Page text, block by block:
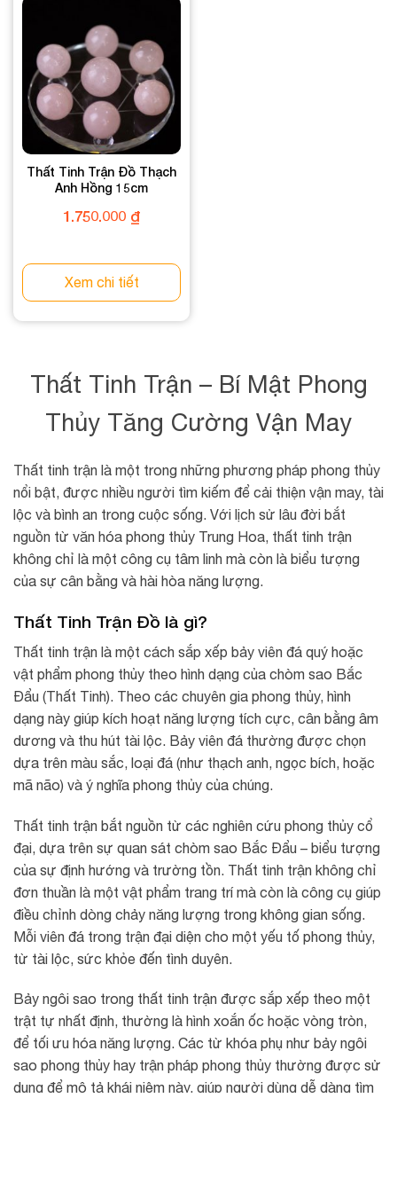
Thất Tinh Trận Đồ Thạch
Anh Hồng 15cm
1.750.000 ₫
Xem chi tiết
Thất Tinh Trận – Bí Mật Phong
Thủy Tăng Cường Vận May
Thất tinh trận là một trong những phương pháp phong thủy
nổi bật, được nhiều người tìm kiếm để cải thiện vận may, tài
lộc và bình an trong cuộc sống. Với lịch sử lâu đời bắt
nguồn từ văn hóa phong thủy Trung Hoa, thất tinh trận
không chỉ là một công cụ tâm linh mà còn là biểu tượng
của sự cân bằng và hài hòa năng lượng.
Thất Tinh Trận Đồ là gì?
Thất tinh trận là một cách sắp xếp bảy viên đá quý hoặc
vật phẩm phong thủy theo hình dạng của chòm sao Bắc
Đẩu (Thất Tinh). Theo các chuyên gia phong thủy, hình
dạng này giúp kích hoạt năng lượng tích cực, cân bằng âm
dương và thu hút tài lộc. Bảy viên đá thường được chọn
dựa trên màu sắc, loại đá (như thạch anh, ngọc bích, hoặc
mã não) và ý nghĩa phong thủy của chúng.
Thất tinh trận bắt nguồn từ các nghiên cứu phong thủy cổ
đại, dựa trên sự quan sát chòm sao Bắc Đẩu – biểu tượng
của sự định hướng và trường tồn. Thất tinh trận không chỉ
đơn thuần là một vật phẩm trang trí mà còn là công cụ giúp
điều chỉnh dòng chảy năng lượng trong không gian sống.
Mỗi viên đá trong trận đại diện cho một yếu tố phong thủy,
từ tài lộc, sức khỏe đến tình duyên.
Bảy ngôi sao trong thất tinh trận được sắp xếp theo một
trật tự nhất định, thường là hình xoắn ốc hoặc vòng tròn,
để tối ưu hóa năng lượng. Các từ khóa phụ như bảy ngôi
sao phong thủy hay trận pháp phong thủy thường được sử
dụng để mô tả khái niệm này, giúp người dùng dễ dàng tìm